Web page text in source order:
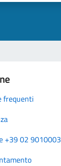
frequenti
+39 02 9010003